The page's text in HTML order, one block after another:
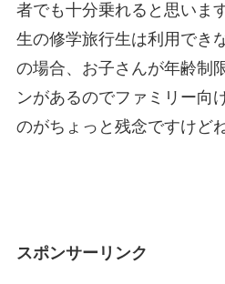
者でも十分乗れると思いま
生の修学旅行生は利用でき
の場合、お子さんが年齢制
ンがあるのでファミリー向
のがちょっと残念ですけど
スポンサーリンク